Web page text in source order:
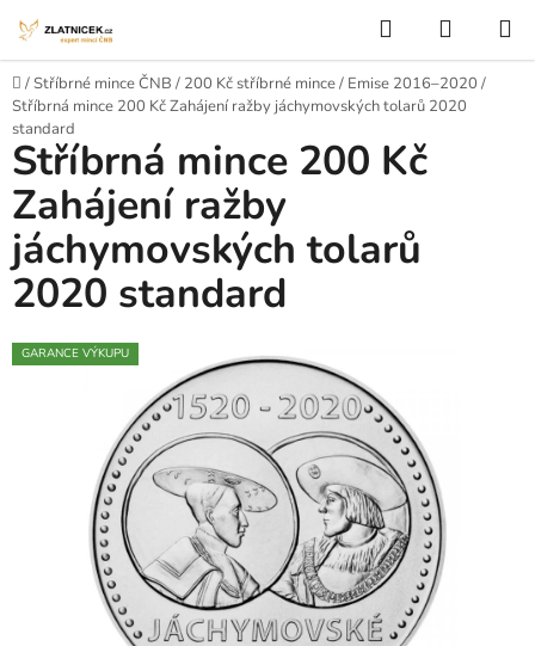
Hledat
Domů
/Stříbrné mince ČNB / 200 Kč stříbrné mince/ Emise 2016–2020 /
Stříbrná mince 200 Kč Zahájení ražby jáchymovských tolarů 2020
standard
Stříbrná mince 200 Kč
Zahájení ražby
jáchymovských tolarů
2020 standard
GARANCE VÝKUPU